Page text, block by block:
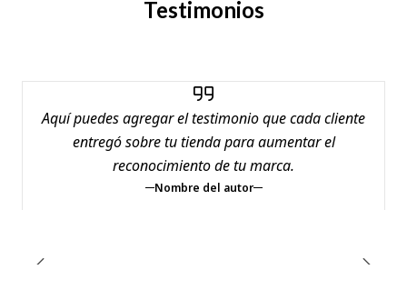
Testimonios
Aquí puedes agregar el testimonio que cada cliente
entregó sobre tu tienda para aumentar el
reconocimiento de tu marca.
Nombre del autor